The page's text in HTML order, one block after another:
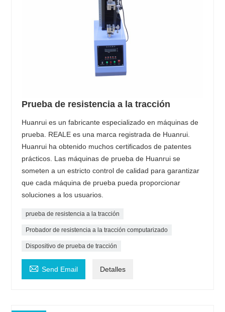
Prueba de resistencia a la tracción
Huanrui es un fabricante especializado en máquinas de
prueba. REALE es una marca registrada de Huanrui.
Huanrui ha obtenido muchos certificados de patentes
prácticos. Las máquinas de prueba de Huanrui se
someten a un estricto control de calidad para garantizar
que cada máquina de prueba pueda proporcionar
soluciones a los usuarios.
prueba de resistencia a la tracción
Probador de resistencia a la tracción computarizado
Dispositivo de prueba de tracción
 Send Email Detalles